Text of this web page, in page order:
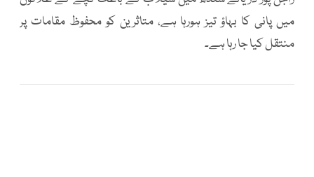
میں پانی کا بہاؤ تیز ہورہا ہے، متاثرین کو محفوظ مقامات پر
منتقل کیا جا رہا ہے۔